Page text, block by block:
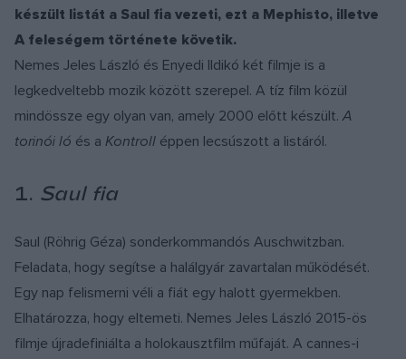
készült listát a Saul fia vezeti, ezt a Mephisto, illetve
A feleségem története követik.
Nemes Jeles László és Enyedi Ildikó két filmje is a
legkedveltebb mozik között szerepel. A tíz film közül
mindössze egy olyan van, amely 2000 előtt készült.A
torinói ló és a Kontroll éppen lecsúszott a listáról.
1. Saul fia
Saul (Röhrig Géza) sonderkommandós Auschwitzban.
Feladata, hogy segítse a halálgyár zavartalan működését.
Egy nap felismerni véli a fiát egy halott gyermekben.
Elhatározza, hogy eltemeti. Nemes Jeles László 2015-ös
filmje újradefiniálta a holokausztfilm műfaját. A cannes-i